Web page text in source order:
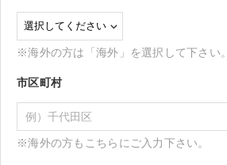
※海外の方は「海外」を選択して下さい。
市区町村
※海外の方もこちらにご入力下さい。